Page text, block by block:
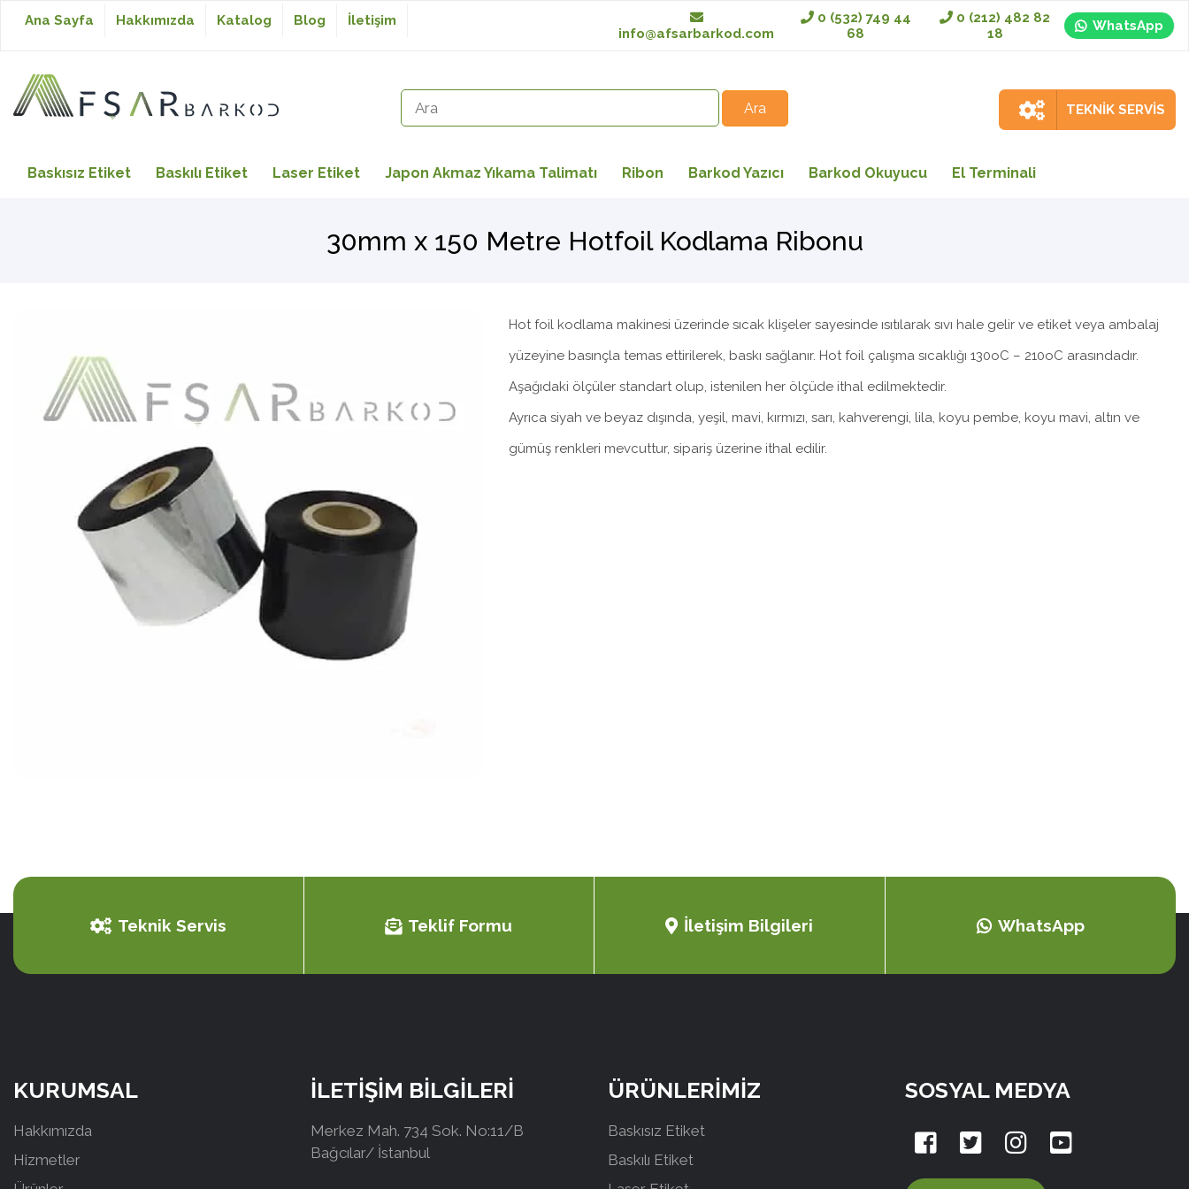
Baskısız Etiket
Japon Akmaz Yıkama
Barkod Yazıcı
Barkod Okuyucu
Ana Sayfa Hakkımızda Katalog Blog
İletişim
info@afsarbarkod.com
0 (532) 749 44
68
0 (212) 482 82
18
WhatsApp
TEKNİK SERVİS
Baskısız Etiket Baskılı Etiket Laser Etiket Japon Akmaz Yıkama Talimatı Ribon Barkod Yazıcı Barkod Okuyucu El Terminali
30mm x 150 Metre Hotfoil Kodlama Ribonu
Hot foil kodlama makinesi üzerinde sıcak klişeler sayesinde ısıtılarak sıvı hale gelir ve etiket veya ambalaj
yüzeyine basınçla temas ettirilerek, baskı sağlanır. Hot foil çalışma sıcaklığı 130oC – 210oC arasındadır.
Aşağıdaki ölçüler standart olup, istenilen her ölçüde ithal edilmektedir.
Ayrıca siyah ve beyaz dışında, yeşil, mavi, kırmızı, sarı, kahverengi, lila, koyu pembe, koyu mavi, altın ve
gümüş renkleri mevcuttur, sipariş üzerine ithal edilir.
Teknik Servis Teklif Formu İletişim Bilgileri WhatsApp
KURUMSAL
Hakkımızda
Hizmetler
İLETİŞİM BİLGİLERİ
Merkez Mah. 734 Sok. No:11/B
Bağcılar/ İstanbul
ÜRÜNLERİMİZ
Baskısız Etiket
Baskılı Etiket
SOSYAL MEDYA